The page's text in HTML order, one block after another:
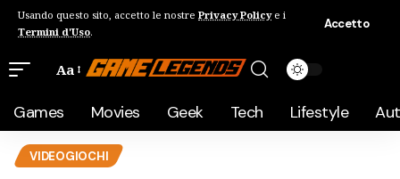
Usando questo sito, accetto le nostre Privacy Policye i
Termini d'Uso.
Accetto
Aa
Games Movies Geek Tech Lifestyle
VIDEOGIOCHI